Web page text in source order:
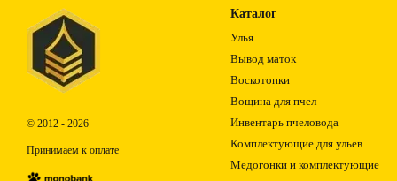
© 2012 - 2026
Принимаем к оплате
Каталог
Улья
Вывод маток
Воскотопки
Вощина для пчел
Инвентарь пчеловода
Комплектующие для ульев
Медогонки и комплектующие